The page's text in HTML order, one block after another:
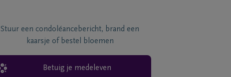
Stuur een condoléancebericht, brand een
kaarsje of bestel bloemen
Betuig je medeleven